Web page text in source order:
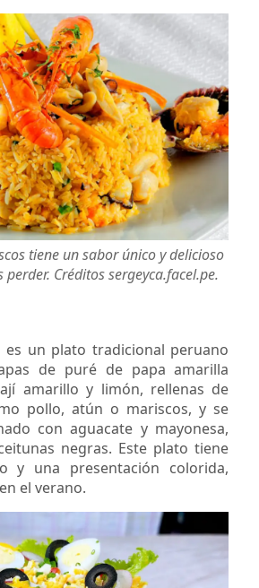
tiene un sabor único y delicioso
perder. Créditos sergeyca.facel.pe.
es un plato tradicional peruano
de puré de papa amarilla
amarillo y limón, rellenas de
pollo, atún o mariscos, y se
con aguacate y mayonesa,
negras. Este plato tiene
y una presentación colorida,
el verano.